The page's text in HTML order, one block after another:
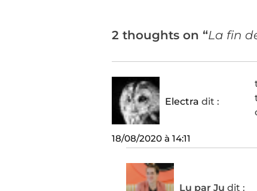
2 thoughts on “La fin
Electra dit :
18/08/2020 à 14:11
Lu par Ju dit :